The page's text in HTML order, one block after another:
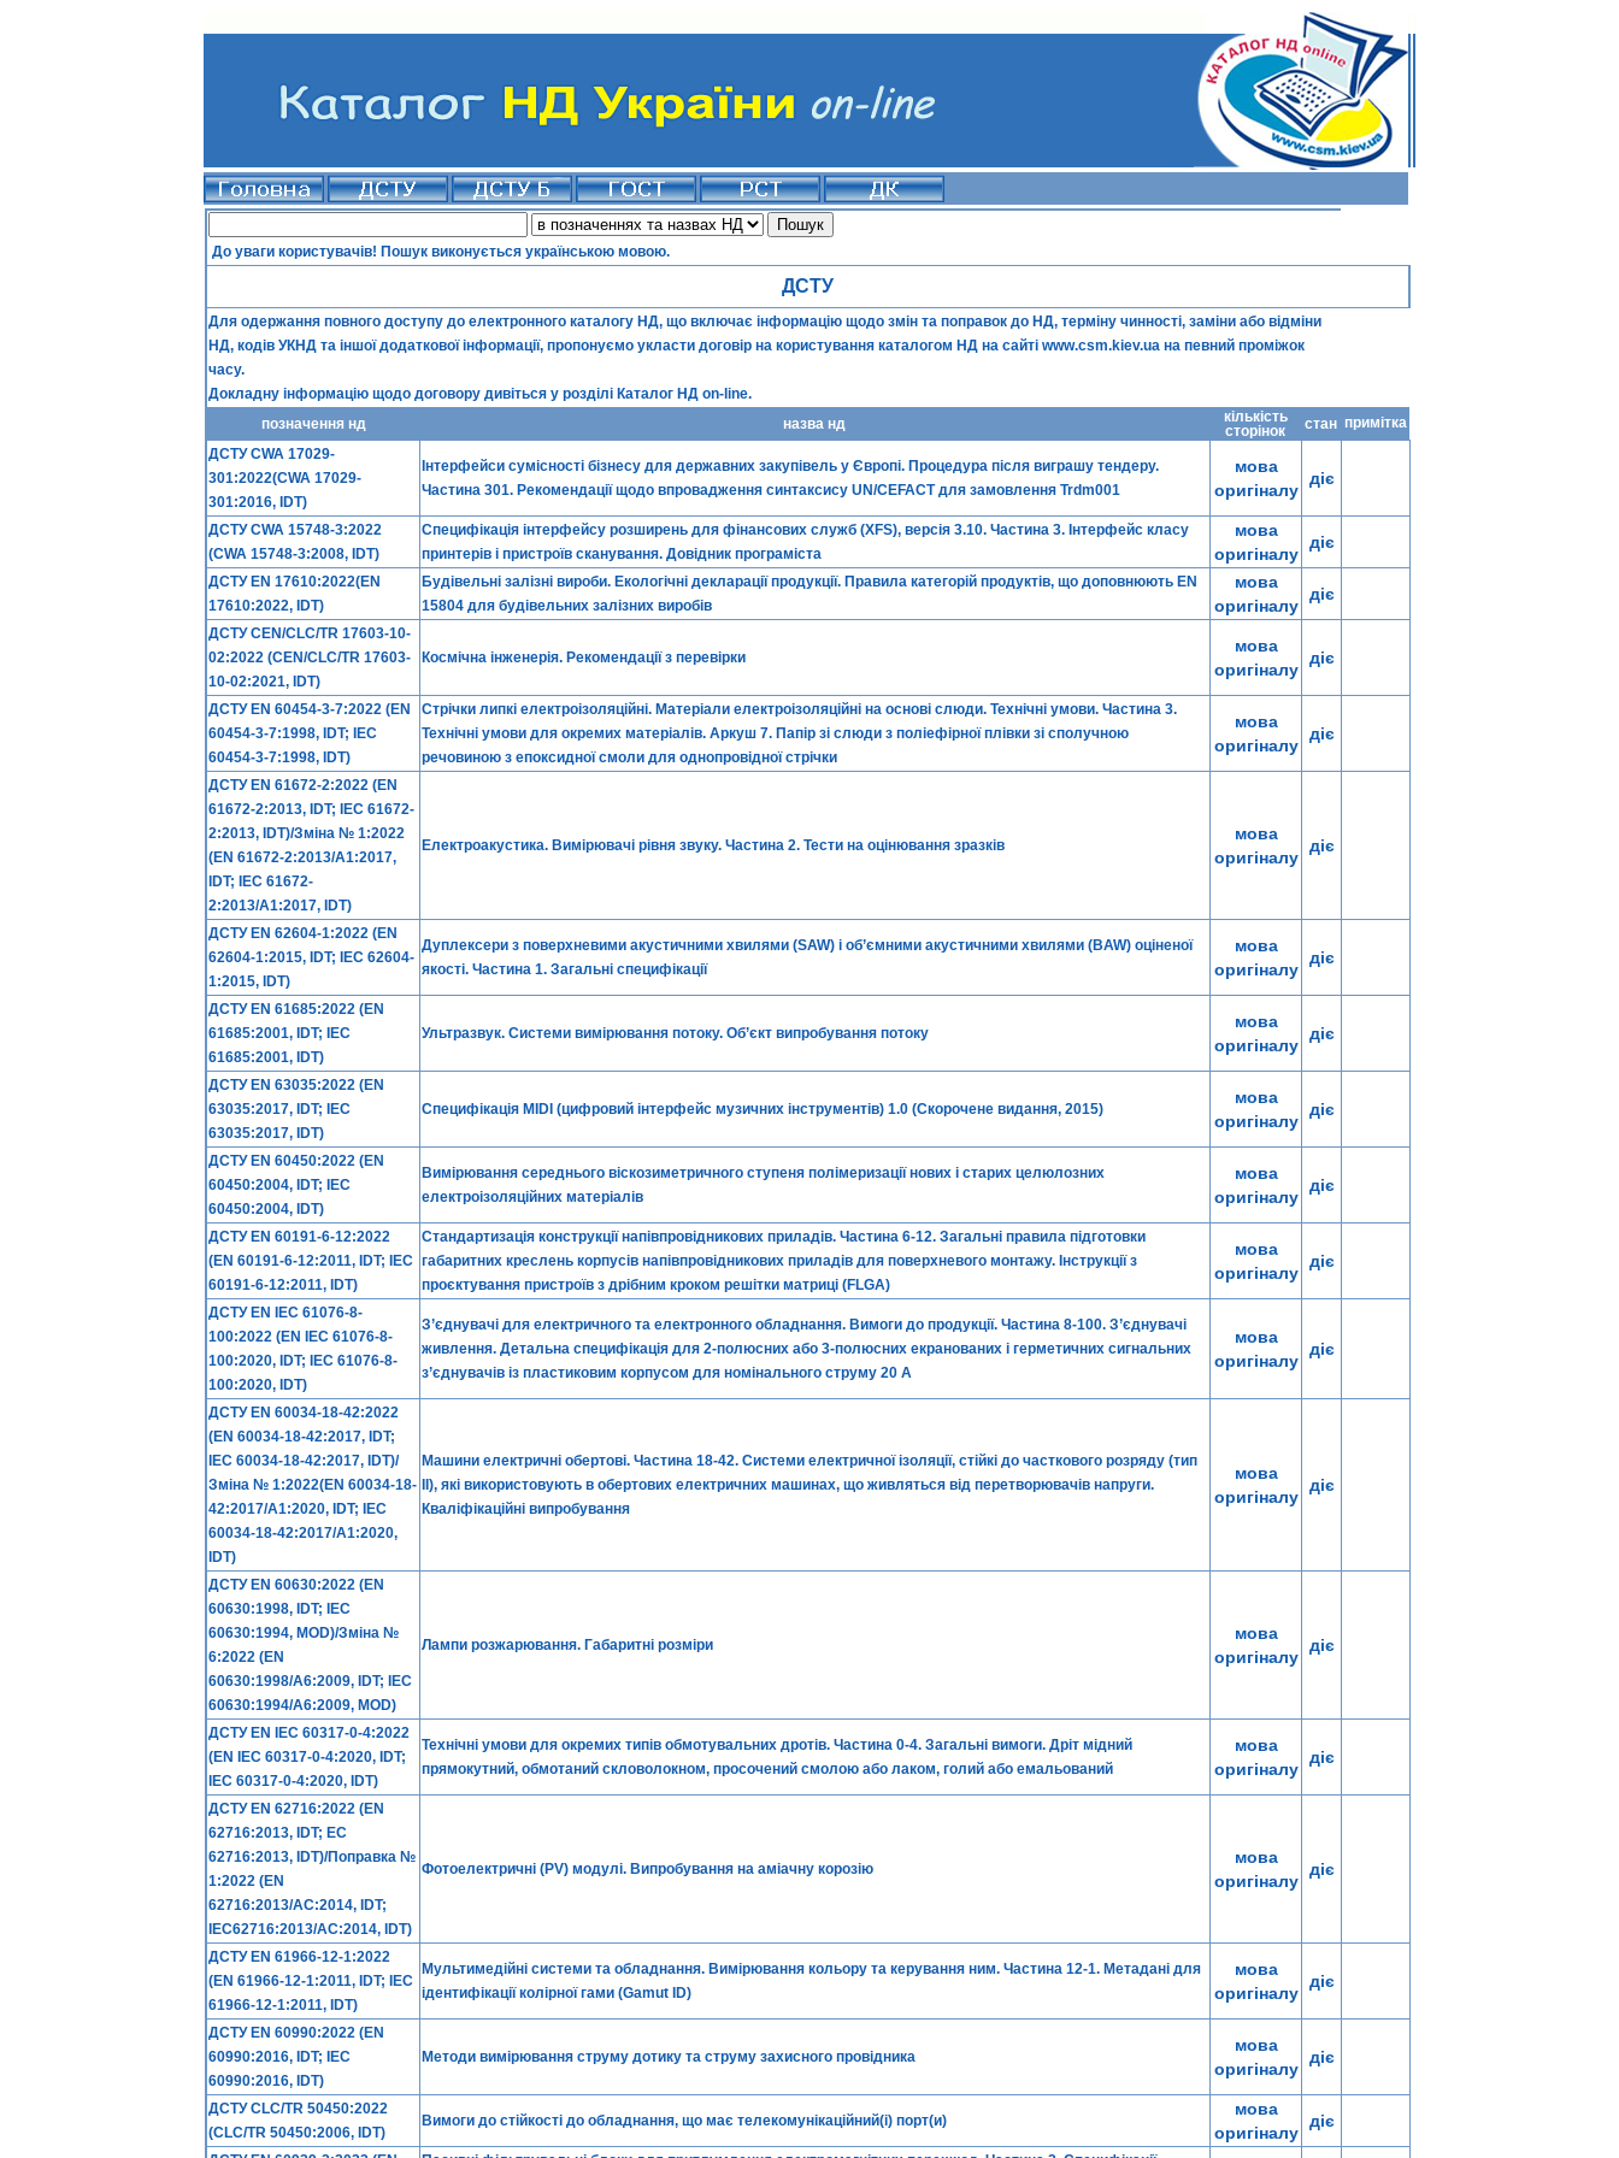
До уваги користувачів! Пошук виконується українською мовою.
ДСТУ
Для одержання повного доступу до електронного каталогу НД, що включає інформацію щодо змін та поправок до НД, терміну чинності, заміни або відміни
НД, кодів УКНД та іншої додаткової інформації, пропонуємо укласти договір на користування каталогом НД на сайті www.csm.kiev.ua на певний проміжок
часу.
Докладну інформацію щодо договору дивіться у розділі Каталог НД on-line.
позначення нд
назва нд
кількість
сторінок
стан примітка
ДСТУ CWA 17029-
301:2022(CWA 17029-
301:2016, IDT)
Інтерфейси сумісності бізнесу для державних закупівель у Європі. Процедура після виграшу тендеру.
Частина 301. Рекомендації щодо впровадження синтаксису UN/CEFACT для замовлення Trdm001
мова
оригіналу
діє
ДСТУ CWA 15748-3:2022
(CWA 15748-3:2008, IDT)
Специфікація інтерфейсу розширень для фінансових служб (XFS), версія 3.10. Частина 3. Інтерфейс класу
принтерів і пристроїв сканування. Довідник програміста
мова
оригіналу
діє
ДСТУ EN 17610:2022(EN
17610:2022, IDT)
Будівельні залізні вироби. Екологічні декларації продукції. Правила категорій продуктів, що доповнюють EN
15804 для будівельних залізних виробів
мова
оригіналу
діє
ДСТУ CEN/CLC/TR 17603-10-
02:2022 (CEN/CLC/TR 17603-
10-02:2021, IDT)
Космічна інженерія. Рекомендації з перевірки
мова
оригіналу
діє
ДСТУ EN 60454-3-7:2022 (EN
60454-3-7:1998, IDT; IEC
60454-3-7:1998, IDT)
Стрічки липкі електроізоляційні. Матеріали електроізоляційні на основі слюди. Технічні умови. Частина 3.
Технічні умови для окремих матеріалів. Аркуш 7. Папір зі слюди з поліефірної плівки зі сполучною
речовиною з епоксидної смоли для однопровідної стрічки
мова
оригіналу
діє
ДСТУ EN 61672-2:2022 (EN
61672-2:2013, IDT; IEC 61672-
2:2013, IDT)/Зміна № 1:2022
(EN 61672-2:2013/A1:2017,
IDT; IEC 61672-
2:2013/A1:2017, IDT)
Електроакустика. Вимірювачі рівня звуку. Частина 2. Тести на оцінювання зразків
мова
оригіналу
діє
ДСТУ EN 62604-1:2022 (EN
62604-1:2015, IDT; IEC 62604-
1:2015, IDT)
Дуплексери з поверхневими акустичними хвилями (SAW) і об’ємними акустичними хвилями (BAW) оціненої
якості. Частина 1. Загальні специфікації
мова
оригіналу
діє
ДСТУ EN 61685:2022 (EN
61685:2001, IDT; IEC
61685:2001, IDT)
Ультразвук. Системи вимірювання потоку. Об’єкт випробування потоку
мова
оригіналу
діє
ДСТУ EN 63035:2022 (EN
63035:2017, IDT; IEC
63035:2017, IDT)
Специфікація MIDI (цифровий інтерфейс музичних інструментів) 1.0 (Скорочене видання, 2015)
мова
оригіналу
діє
ДСТУ EN 60450:2022 (EN
60450:2004, IDT; IEC
60450:2004, IDT)
Вимірювання середнього віскозиметричного ступеня полімеризації нових і старих целюлозних
електроізоляційних матеріалів
мова
оригіналу
діє
ДСТУ EN 60191-6-12:2022
(EN 60191-6-12:2011, IDT; IEC
60191-6-12:2011, IDT)
Стандартизація конструкції напівпровідникових приладів. Частина 6-12. Загальні правила підготовки
габаритних креслень корпусів напівпровідникових приладів для поверхневого монтажу. Інструкції з
проєктування пристроїв з дрібним кроком решітки матриці (FLGA)
мова
оригіналу
діє
ДСТУ EN IEC 61076-8-
100:2022 (EN IEC 61076-8-
100:2020, IDT; IEC 61076-8-
100:2020, IDT)
З’єднувачі для електричного та електронного обладнання. Вимоги до продукції. Частина 8-100. З’єднувачі
живлення. Детальна специфікація для 2-полюсних або 3-полюсних екранованих і герметичних сигнальних
з’єднувачів із пластиковим корпусом для номінального струму 20 А
мова
оригіналу
діє
ДСТУ EN 60034-18-42:2022
(EN 60034-18-42:2017, IDT;
IEC 60034-18-42:2017, IDT)/
Зміна № 1:2022(EN 60034-18-
42:2017/A1:2020, IDT; IEC
60034-18-42:2017/A1:2020,
IDT)
Машини електричні обертові. Частина 18-42. Системи електричної ізоляції, стійкі до часткового розряду (тип
II), які використовують в обертових електричних машинах, що живляться від перетворювачів напруги.
Кваліфікаційні випробування
мова
оригіналу
діє
ДСТУ EN 60630:2022 (EN
60630:1998, IDT; IEC
60630:1994, MOD)/Зміна №
6:2022 (EN
60630:1998/A6:2009, IDT; IEC
60630:1994/A6:2009, MOD)
Лампи розжарювання. Габаритні розміри
мова
оригіналу
діє
ДСТУ EN IEC 60317-0-4:2022
(EN IEC 60317-0-4:2020, IDT;
IEC 60317-0-4:2020, IDT)
Технічні умови для окремих типів обмотувальних дротів. Частина 0-4. Загальні вимоги. Дріт мідний
прямокутний, обмотаний скловолокном, просочений смолою або лаком, голий або емальований
мова
оригіналу
діє
ДСТУ EN 62716:2022 (EN
62716:2013, IDT; EC
62716:2013, IDT)/Поправка №
1:2022 (EN
62716:2013/AC:2014, IDT;
IEC62716:2013/AC:2014, IDT)
Фотоелектричні (PV) модулі. Випробування на аміачну корозію
мова
оригіналу
діє
ДСТУ EN 61966-12-1:2022
(EN 61966-12-1:2011, IDT; IEC
61966-12-1:2011, IDT)
Мультимедійні системи та обладнання. Вимірювання кольору та керування ним. Частина 12-1. Метадані для
ідентифікації колірної гами (Gamut ID)
мова
оригіналу
діє
ДСТУ EN 60990:2022 (EN
60990:2016, IDT; IEC
60990:2016, IDT)
Методи вимірювання струму дотику та струму захисного провідника
мова
оригіналу
діє
ДСТУ CLC/TR 50450:2022
(CLC/TR 50450:2006, IDT)
Вимоги до стійкості до обладнання, що має телекомунікаційний(і) порт(и)
мова
оригіналу
діє